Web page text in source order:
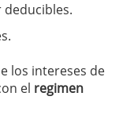
los intereses de
el regimen